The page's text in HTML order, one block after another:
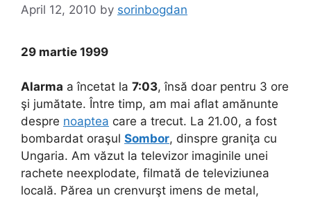
April 12, 2010 by sorinbogdan
29 martie 1999
Alarma a încetat la 7:03, însă doar pentru 3 ore
şi jumătate. Între timp, am mai aflat amănunte
despre noaptea care a trecut. La 21.00, a fost
bombardat oraşul Sombor, dinspre graniţa cu
Ungaria. Am văzut la televizor imaginile unei
rachete neexplodate, filmată de televiziunea
locală. Părea un crenvurşt imens de metal,